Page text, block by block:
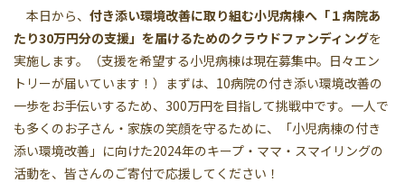
本日から、 付き添い環境改善に取り組む小児病棟へ「１病院あ
たり30万円分の支援」を届けるためのクラウドファンディングを
実施します。（支援を希望する小児病棟は現在募集中。日々エン
トリーが届いています！）まずは、10病院の付き添い環境改善の
一歩をお手伝いするため、300万円を目指して挑戦中です。一人で
も多くのお子さん・家族の笑顔を守るために、「小児病棟の付き
添い環境改善」に向けた2024年のキープ・ママ・スマイリングの
活動を、皆さんのご寄付で応援してください！